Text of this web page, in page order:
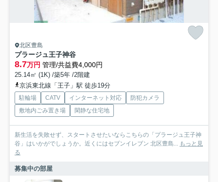
北区豊島
プラージュ王子神谷
8.7万円 管理/共益費4,000円
25.14㎡ (1K) /築5年 /2階建
京浜東北線「王子」駅 徒歩19分
駐輪場 CATV インターネット対応
防犯カメラ
敷地内ごみ置き場
閑静な住宅地
新生活を失敗せず、スタートさせたいならこちらの「プラージュ王子神
谷」はいかがでしょうか。近くにはセブンイレブン 北区豊島...
もっと見
る
募集中の部屋